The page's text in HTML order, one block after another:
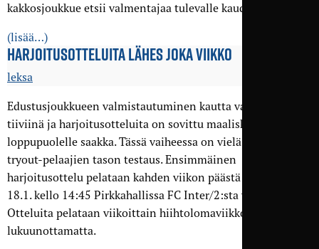
kakkosjoukkue etsii valmentajaa tulevalle kaudelle..
(lisää…)
HARJOITUSOTTELUITA LÄHES JOKA VIIKKO
leksa
Edustusjoukkueen valmistautuminen kautta varten jatkuu
tiiviinä ja harjoitusotteluita on sovittu maaliskuun
loppupuolelle saakka. Tässä vaiheessa on vielä isossa osassa
tryout-pelaajien tason testaus. Ensimmäinen
harjoitusottelu pelataan kahden viikon päästä sunnuntaina
18.1. kello 14:45 Pirkkahallissa FC Inter/2:sta vastaan.
Otteluita pelataan viikoittain hiihtolomaviikkoa
lukuunottamatta.